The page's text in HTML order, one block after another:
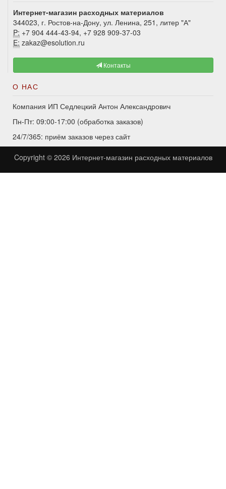
Интернет-магазин расходных материалов
344023, г. Ростов-на-Дону, ул. Ленина, 251, литер "А"
P: +7 904 444-43-94, +7 928 909-37-03
E: zakaz@esolution.ru
Контакты
О НАС
Компания ИП Седлецкий Антон Александрович
Пн-Пт: 09:00-17:00 (обработка заказов)
24/7/365: приём заказов через сайт
Copyright © 2026 Интернет-магазин расходных материалов